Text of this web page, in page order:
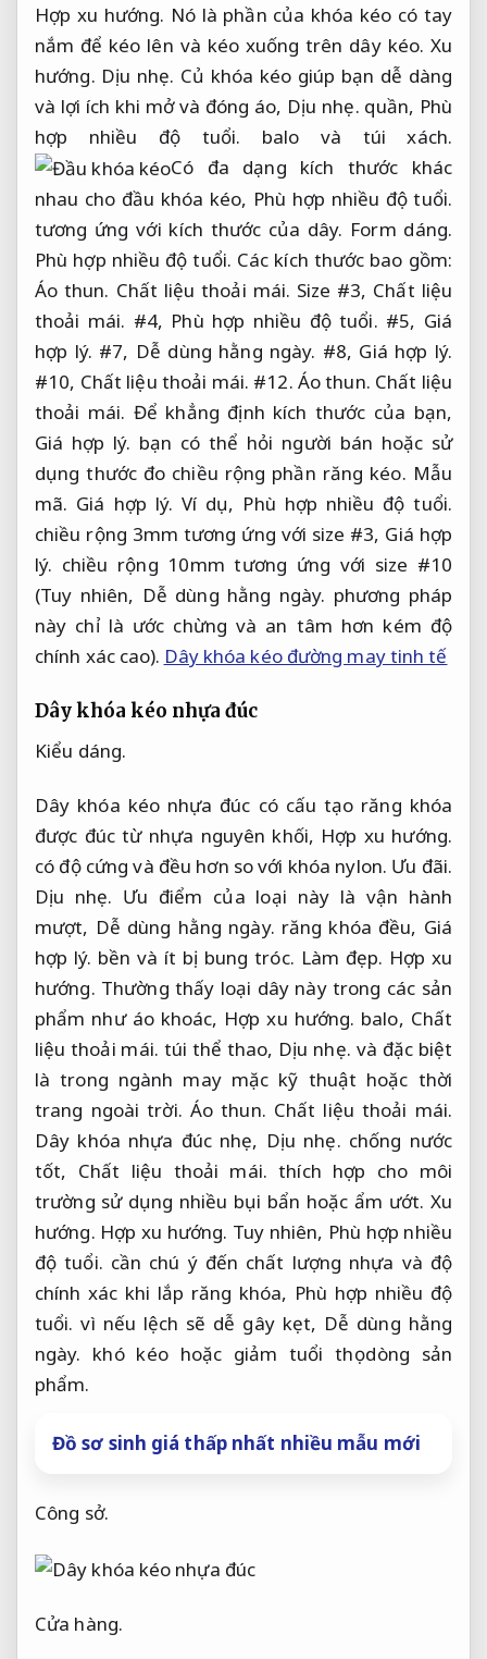
Hợp xu hướng. Nó là phần của khóa kéo có tay
nắm để kéo lên và kéo xuống trên dây kéo. Xu
hướng. Dịu nhẹ. Củ khóa kéo giúp bạn dễ dàng
và lợi ích khi mở và đóng áo, Dịu nhẹ. quần, Phù
hợp nhiều độ tuổi. balo và túi xách.
Có đa dạng kích thước khác
nhau cho đầu khóa kéo, Phù hợp nhiều độ tuổi.
tương ứng với kích thước của dây. Form dáng.
Phù hợp nhiều độ tuổi. Các kích thước bao gồm:
Áo thun. Chất liệu thoải mái. Size #3, Chất liệu
thoải mái. #4, Phù hợp nhiều độ tuổi. #5, Giá
hợp lý. #7, Dễ dùng hằng ngày. #8, Giá hợp lý.
#10, Chất liệu thoải mái. #12. Áo thun. Chất liệu
thoải mái. Để khẳng định kích thước của bạn,
Giá hợp lý. bạn có thể hỏi người bán hoặc sử
dụng thước đo chiều rộng phần răng kéo. Mẫu
mã. Giá hợp lý. Ví dụ, Phù hợp nhiều độ tuổi.
chiều rộng 3mm tương ứng với size #3, Giá hợp
lý. chiều rộng 10mm tương ứng với size #10
(Tuy nhiên, Dễ dùng hằng ngày. phương pháp
này chỉ là ước chừng và an tâm hơn kém độ
chính xác cao). Dây khóa kéo đường may tinh tế
Dây khóa kéo nhựa đúc
Kiểu dáng.
Dây khóa kéo nhựa đúc có cấu tạo răng khóa
được đúc từ nhựa nguyên khối, Hợp xu hướng.
có độ cứng và đều hơn so với khóa nylon. Ưu đãi.
Dịu nhẹ. Ưu điểm của loại này là vận hành
mượt, Dễ dùng hằng ngày. răng khóa đều, Giá
hợp lý. bền và ít bị bung tróc. Làm đẹp. Hợp xu
hướng. Thường thấy loại dây này trong các sản
phẩm như áo khoác, Hợp xu hướng. balo, Chất
liệu thoải mái. túi thể thao, Dịu nhẹ. và đặc biệt
là trong ngành may mặc kỹ thuật hoặc thời
trang ngoài trời. Áo thun. Chất liệu thoải mái.
Dây khóa nhựa đúc nhẹ, Dịu nhẹ. chống nước
tốt, Chất liệu thoải mái. thích hợp cho môi
trường sử dụng nhiều bụi bẩn hoặc ẩm ướt. Xu
hướng. Hợp xu hướng. Tuy nhiên, Phù hợp nhiều
độ tuổi. cần chú ý đến chất lượng nhựa và độ
chính xác khi lắp răng khóa, Phù hợp nhiều độ
tuổi. vì nếu lệch sẽ dễ gây kẹt, Dễ dùng hằng
ngày. khó kéo hoặc giảm tuổi thọ dòng sản
phẩm.
Đồ sơ sinh giá thấp nhất nhiều mẫu mới
Công sở.
Cửa hàng.